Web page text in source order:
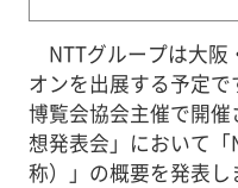
NTTグループは大阪
オンを出展する予定
博覧会協会主催で開
想発表会」において
称）」の概要を発表し